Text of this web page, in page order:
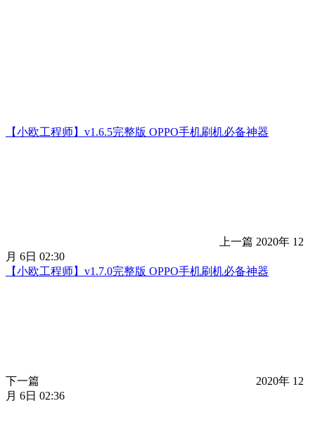
【小欧工程师】v1.6.5完整版 OPPO手机刷机必备神器
上一篇 2020年 12
月 6日 02:30
【小欧工程师】v1.7.0完整版 OPPO手机刷机必备神器
下一篇
2020年 12
月 6日 02:36